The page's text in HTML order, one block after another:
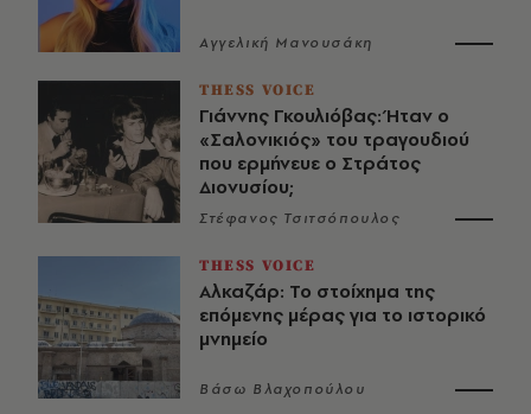
Αγγελική Μανουσάκη
THESS VOICE
Γιάννης Γκουλιόβας: Ήταν ο
«Σαλονικιός» του τραγουδιού
που ερμήνευε ο Στράτος
Διονυσίου;
Στέφανος Τσιτσόπουλος
THESS VOICE
Αλκαζάρ: Το στοίχημα της
επόμενης μέρας για το ιστορικό
μνημείο
Βάσω Βλαχοπούλου